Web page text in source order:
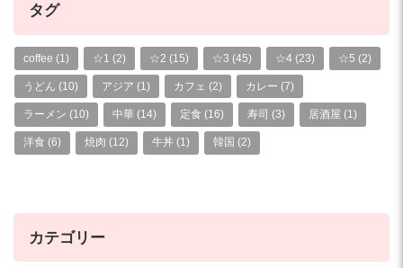
タグ
coffee (1) ☆1 (2) ☆2 (15) ☆3 (45) ☆4 (23) ☆5 (2)
うどん (10) アジア (1) カフェ (2) カレー (7)
ラーメン (10) 中華 (14) 定食 (16) 寿司 (3) 居酒屋 (1)
洋食 (6) 焼肉 (12) 牛丼 (1) 韓国 (2)
カテゴリー